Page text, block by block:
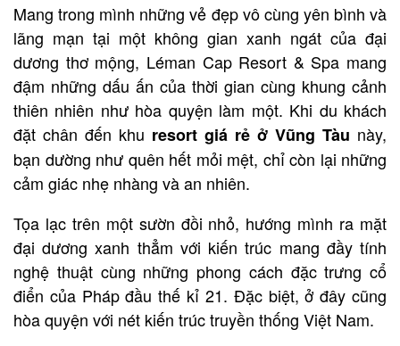
Mang trong mình những vẻ đẹp vô cùng yên bình và
lãng mạn tại một không gian xanh ngát của đại
dương thơ mộng, Léman Cap Resort & Spa mang
đậm những dấu ấn của thời gian cùng khung cảnh
thiên nhiên như hòa quyện làm một. Khi du khách
đặt chân đến khu resort giá rẻ ở Vũng Tàu này,
bạn dường như quên hết mỏi mệt, chỉ còn lại những
cảm giác nhẹ nhàng và an nhiên.
Tọa lạc trên một sườn đồi nhỏ, hướng mình ra mặt
đại dương xanh thẳm với kiến trúc mang đầy tính
nghệ thuật cùng những phong cách đặc trưng cổ
điển của Pháp đầu thế kỉ 21. Đặc biệt, ở đây cũng
hòa quyện với nét kiến trúc truyền thống Việt Nam.